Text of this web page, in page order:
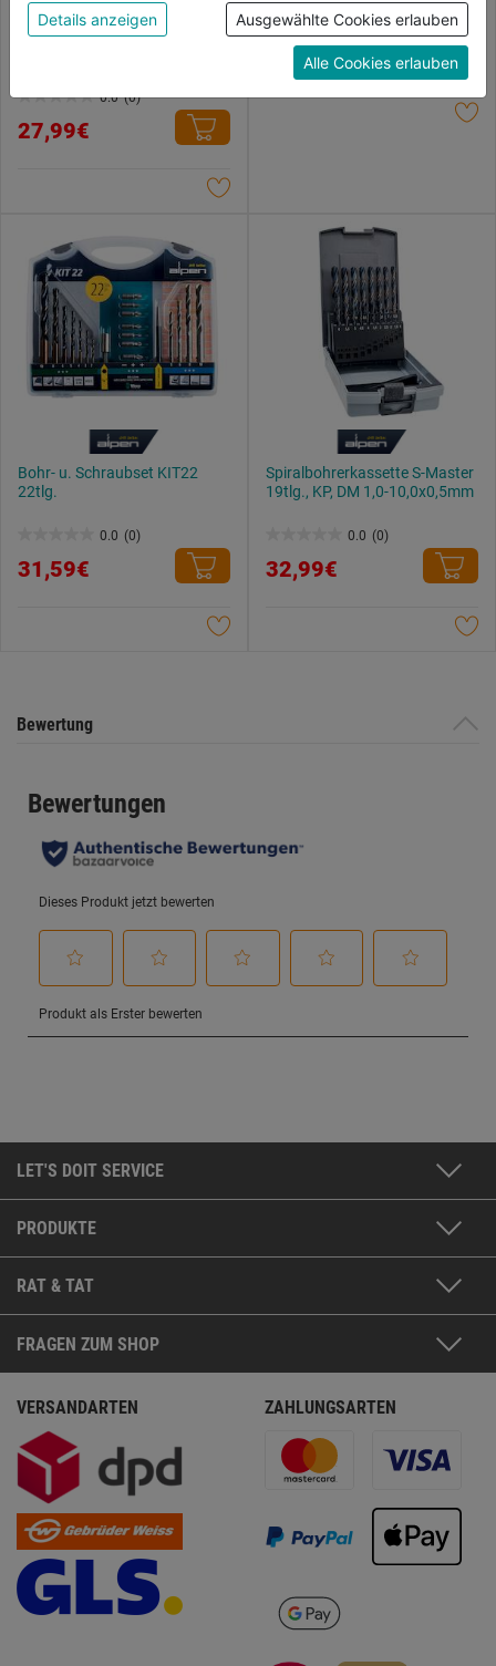
ALPEN HSS Metal Head TM6
0.0 (0)
von
27,99€
0.0 (0)
0.0
31,59€
Bohr- u. Schraubset KIT22
22tlg.
0.0 (0)
von
31,59€
Spiralbohrerkassette S-Master
19tlg., KP, DM 1,0-10,0x0,5mm
0.0 (0)
von
32,99€
Bewertung
LET'S DOIT SERVICE
PRODUKTE
RAT & TAT
FRAGEN ZUM SHOP
VERSANDARTEN ZAHLUNGSARTEN
anzeigen" findest du alle Infos zu den
unterschiedlichen Cookies, unter "Cookies
Konfigurieren" kannst du auswählen, welche Cookies
du zulassen möchtest und welche nicht.
Weitere Informationen findest du in unserer
Datenschutzerklärung.
Details anzeigen Ausgewählte Cookies erlauben
Alle Cookies erlauben